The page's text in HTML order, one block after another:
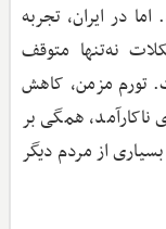
در ایران، تجربه
نه‌تنها متوقف
تورم مزمن، کاهش
همگی بر
از مردم دیگر